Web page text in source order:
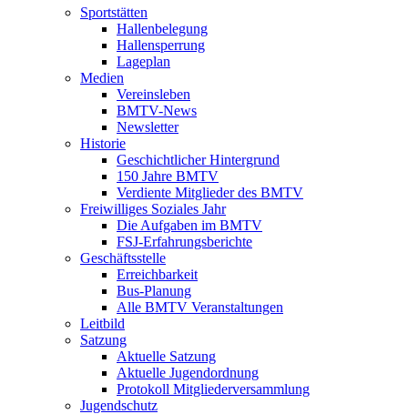
Sportstätten
Hallenbelegung
Hallensperrung
Lageplan
Medien
Vereinsleben
BMTV-News
Newsletter
Historie
Geschichtlicher Hintergrund
150 Jahre BMTV
Verdiente Mitglieder des BMTV
Freiwilliges Soziales Jahr
Die Aufgaben im BMTV
FSJ-Erfahrungsberichte
Geschäftsstelle
Erreichbarkeit
Bus-Planung
Alle BMTV Veranstaltungen
Leitbild
Satzung
Aktuelle Satzung
Aktuelle Jugendordnung
Protokoll Mitgliederversammlung
Jugendschutz